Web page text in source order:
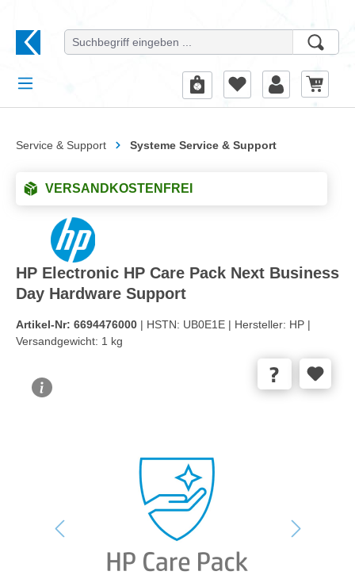
Service & Support Systeme Service & Support
VERSANDKOSTENFREI
HP Electronic HP Care Pack Next Business
Day Hardware Support
Artikel-Nr: 6694476000 | HSTN: UB0E1E | Hersteller: HP |
Versandgewicht: 1 kg